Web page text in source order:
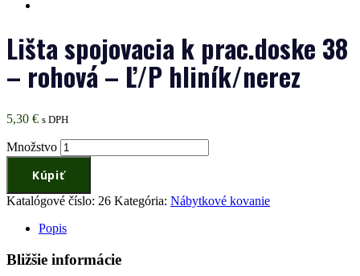
Lišta spojovacia k prac.doske 38
– rohová – Ľ/P hliník/nerez
5,30 € s DPH
Množstvo
Kúpiť
Katalógové číslo: 26 Kategória: Nábytkové kovanie
Popis
Bližšie informácie